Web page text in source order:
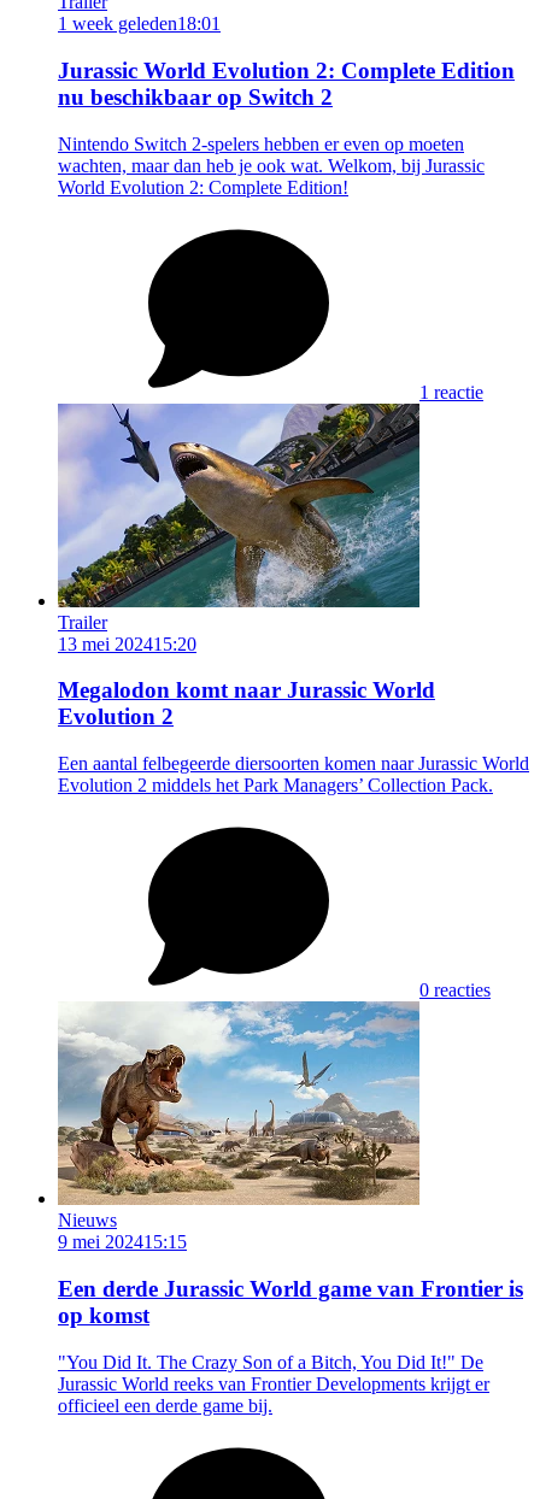
1 week geleden18:01
Jurassic World Evolution 2: Complete Edition
nu beschikbaar op Switch 2
Nintendo Switch 2-spelers hebben er even op moeten
wachten, maar dan heb je ook wat. Welkom, bij Jurassic
World Evolution 2: Complete Edition!
1 reactie
Trailer
13 mei 202415:20
Megalodon komt naar Jurassic World
Evolution 2
Een aantal felbegeerde diersoorten komen naar Jurassic World
Evolution 2 middels het Park Managers’ Collection Pack.
0 reacties
Nieuws
9 mei 202415:15
Een derde Jurassic World game van Frontier is
op komst
"You Did It. The Crazy Son of a Bitch, You Did It!" De
Jurassic World reeks van Frontier Developments krijgt er
officieel een derde game bij.